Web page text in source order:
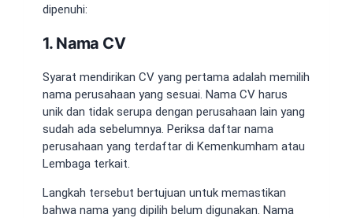
dipenuhi:
1. Nama CV
Syarat mendirikan CV yang pertama adalah memilih
nama perusahaan yang sesuai. Nama CV harus
unik dan tidak serupa dengan perusahaan lain yang
sudah ada sebelumnya. Periksa daftar nama
perusahaan yang terdaftar di Kemenkumham atau
Lembaga terkait.
Langkah tersebut bertujuan untuk memastikan
bahwa nama yang dipilih belum digunakan. Nama